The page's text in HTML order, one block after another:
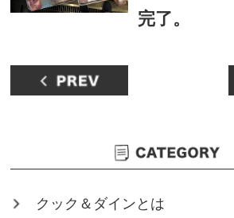
完了。
クック＆ダインとは